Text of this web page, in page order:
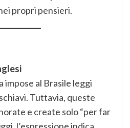
propri pensieri.
impose al Brasile leggi
Tuttavia, queste
e create solo “per far